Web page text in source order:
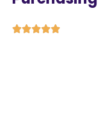
